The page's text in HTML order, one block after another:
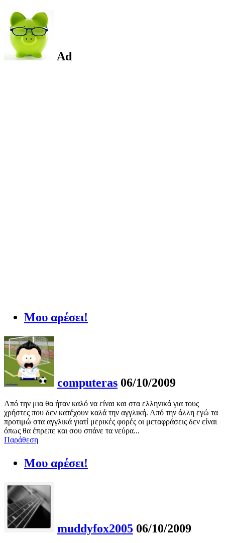
Ad
Μου αρέσει!
computeras 06/10/2009
Από την μια θα ήταν καλό να είναι και στα ελληνικά για τους
χρήστες που δεν κατέχουν καλά την αγγλική. Από την άλλη εγώ τα
προτιμώ στα αγγλικά γιατί μερικές φορές οι μεταφράσεις δεν είναι
όπως θα έπρεπε και σου σπάνε τα νεύρα...
Παράθεση
Μου αρέσει!
muddyfox2005 06/10/2009